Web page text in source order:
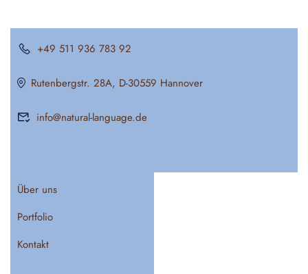
+49 511 936 783 92
Rutenbergstr. 28A, D-30559 Hannover
info@natural-language.de
Über uns
Portfolio
Kontakt